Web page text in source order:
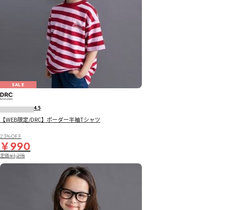
SALE
4.5
【WEB限定/DRC】ボーダー半袖Tシャツ
23％OFF
￥990
定価￥1,298